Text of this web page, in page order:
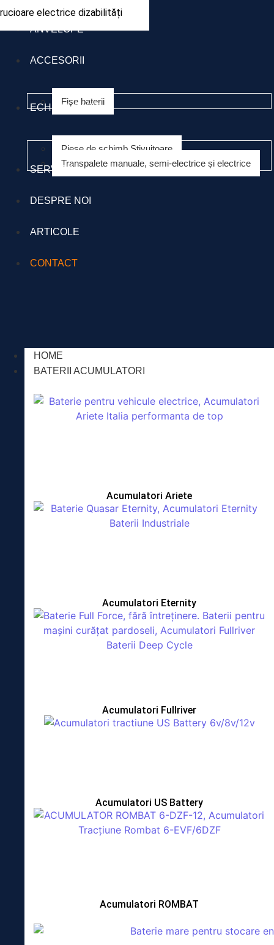
electrice dizabilități
ANVELOPE
ACCESORII
Fișe baterii
ECHIPAMENTE
Piese de schimb Stivuitoare
Transpalete manuale, semi-electrice și electrice
SERVICII
DESPRE NOI
ARTICOLE
CONTACT
HOME
BATERII ACUMULATORI
Acumulatori Ariete
Acumulatori Eternity
Acumulatori Fullriver
Acumulatori US Battery
Acumulatori ROMBAT